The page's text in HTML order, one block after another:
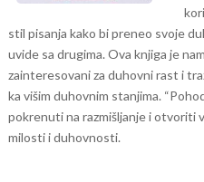
stil pisanja kako bi preneo svoje
uvide sa drugima. Ova knjiga je
zainteresovani za duhovni rast i
ka višim duhovnim stanjima.
pokrenuti na razmišljanje i otvoriti
milosti i duhovnosti.